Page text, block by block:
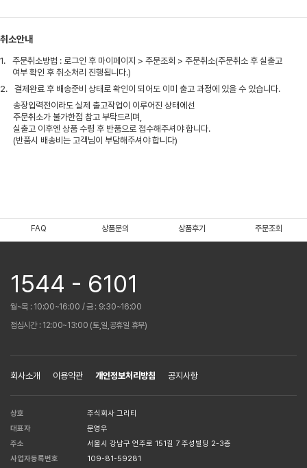
취소안내
1.
주문취소방법 : 로그인 후 마이페이지 > 주문조회 > 주문취소(주문취소 후 실출고
여부 확인 후 취소처리 진행됩니다.)
2.
결제완료 후 배송준비 상태로 확인이 되어도 이미 출고 과정에 있을 수 있습니다.
송장입력전이라도 실제 출고작업이 이루어진 상태에선
주문취소가 불가한점 참고 부탁드리며,
실출고 이후엔 상품 수령 후 반품으로 접수해주셔야 합니다.
(반품시 배송비는 고객님이 부담해주셔야 합니다)
FAQ 상품문의 상품후기 주문조회
1544 - 6101
월~목 : 10:00~16:00 / 금 : 9:30~16:00
점심시간 : 12:00~13:00 (토,일,공휴일 휴무)
회사소개 이용약관 개인정보처리방침 공지사항
상호
주식회사 그리티
대표자
문영우
주소
서울시 강남구 언주로 151길 7 주성빌딩 2-3층
사업자등록번호
109-81-59281